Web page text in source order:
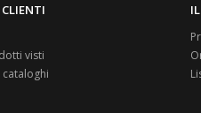
visti